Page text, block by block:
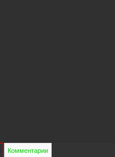
Комментарии